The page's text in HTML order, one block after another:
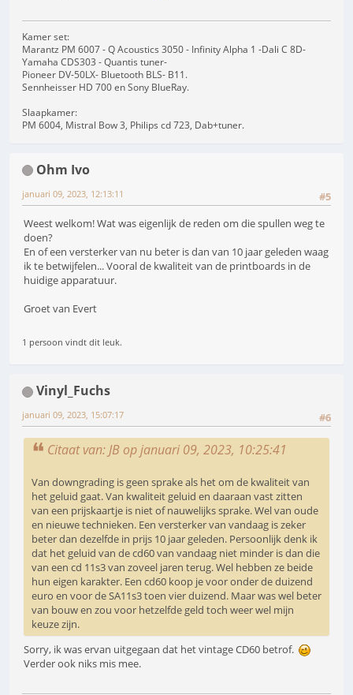
Kamer set:
Marantz PM 6007 - Q Acoustics 3050 - Infinity Alpha 1 -Dali C 8D-
Yamaha CDS303 - Quantis tuner-
Pioneer DV-50LX- Bluetooth BLS- B11.
Sennheisser HD 700 en Sony BlueRay.
Slaapkamer:
PM 6004, Mistral Bow 3, Philips cd 723, Dab+tuner.
Ohm Ivo
#5
januari 09, 2023, 12:13:11
Weest welkom! Wat was eigenlijk de reden om die spullen weg te
doen?
En of een versterker van nu beter is dan van 10 jaar geleden waag
ik te betwijfelen... Vooral de kwaliteit van de printboards in de
huidige apparatuur.
Groet van Evert
1 persoon vindt dit leuk.
Vinyl_Fuchs
#6
januari 09, 2023, 15:07:17
Citaat van: JB op januari 09, 2023, 10:25:41
Van downgrading is geen sprake als het om de kwaliteit van
het geluid gaat. Van kwaliteit geluid en daaraan vast zitten
van een prijskaartje is niet of nauwelijks sprake. Wel van oude
en nieuwe technieken. Een versterker van vandaag is zeker
beter dan dezelfde in prijs 10 jaar geleden. Persoonlijk denk ik
dat het geluid van de cd60 van vandaag niet minder is dan die
van een cd 11s3 van zoveel jaren terug. Wel hebben ze beide
hun eigen karakter. Een cd60 koop je voor onder de duizend
euro en voor de SA11s3 toen vier duizend. Maar was wel beter
van bouw en zou voor hetzelfde geld toch weer wel mijn
keuze zijn.
Sorry, ik was ervan uitgegaan dat het vintage CD60 betrof.
Verder ook niks mis mee.